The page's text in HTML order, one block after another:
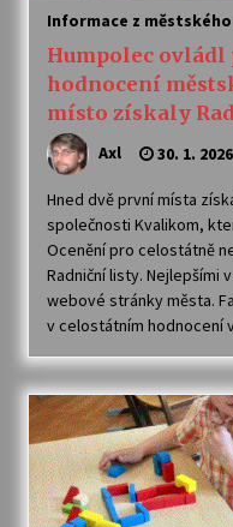
Informace z
Humpolec ovládl
hodnocení
místo získaly
stránky
Axl 30. 1. 2026
Hned dvě první místa
společnosti Kvalikom,
Ocenění pro celostátně
Radniční listy. Nejlepšími
webové stránky města.
v celostátním hodnocení